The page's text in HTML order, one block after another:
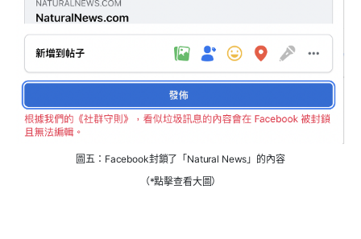
圖五：Facebook封鎖了「Natural News」的內容
（*點擊查看大圖）